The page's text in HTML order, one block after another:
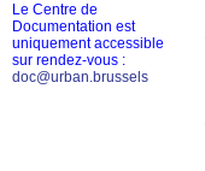
Le Centre de
Documentation est
uniquement accessible
sur rendez-vous :
doc@urban.brussels